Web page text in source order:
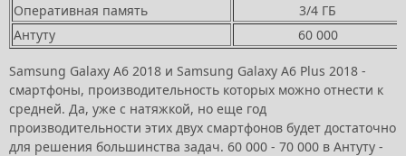
Оперативная память
3/4 ГБ
Антуту
60 000
Samsung Galaxy A6 2018 и Samsung Galaxy A6 Plus 2018 -
смартфоны, производительность которых можно отнести к
средней. Да, уже с натяжкой, но еще год
производительности этих двух смартфонов будет достаточно
для решения большинства задач. 60 000 - 70 000 в Антуту -